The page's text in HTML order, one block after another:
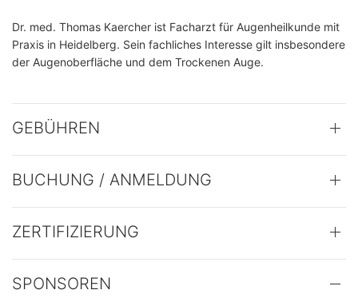
Dr. med. Thomas Kaercher ist Facharzt für Augenheilkunde mit
Praxis in Heidelberg. Sein fachliches Interesse gilt insbesondere
der Augenoberfläche und dem Trockenen Auge.
GEBÜHREN
BUCHUNG / ANMELDUNG
ZERTIFIZIERUNG
SPONSOREN